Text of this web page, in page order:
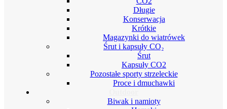
Długie
Konserwacja
Krótkie
Magazynki do wiatrówek
Śrut i kapsuły CO₂
Śrut
Kapsuły CO2
Pozostałe sporty strzeleckie
Proce i dmuchawki
Biwak i namioty